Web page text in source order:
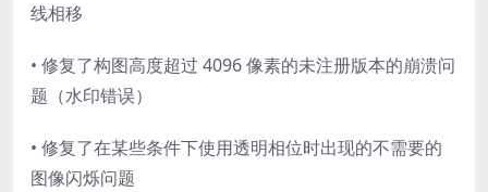
线相移
• 修复了构图高度超过 4096 像素的未注册版本的崩溃问
题（水印错误）
• 修复了在某些条件下使用透明相位时出现的不需要的
图像闪烁问题